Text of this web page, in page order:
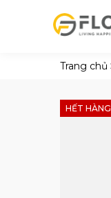
Trang chủ
HẾT HÀNG